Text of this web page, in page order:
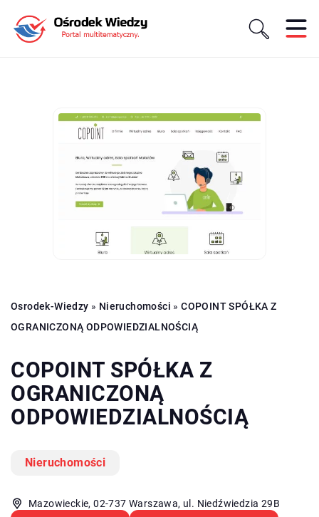
Osrodek-Wiedzy » Nieruchomości »COPOINT SPÓŁKA Z
OGRANICZONĄ ODPOWIEDZIALNOŚCIĄ
COPOINT SPÓŁKA Z
OGRANICZONĄ
ODPOWIEDZIALNOŚCIĄ
Nieruchomości
Mazowieckie, 02-737 Warszawa, ul. Niedźwiedzia 29B